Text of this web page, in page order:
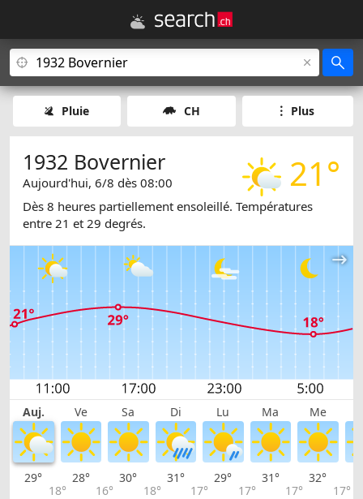
Pluie CH Plus
21°
1932 Bovernier
Aujourd'hui, 6/8 dès 08:00
Dès 8 heures partiellement ensoleillé. Températures
entre 21 et 29 degrés.
Auj. Ve Sa Di Lu Ma Me
29°
18°
28°
16°
30°
18°
31°
17°
29°
17°
31°
17°
32°
17°